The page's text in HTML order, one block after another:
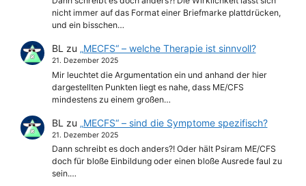
nicht immer auf das Format einer Briefmarke plattdrücken,
und ein bisschen…
BL zu „MECFS“ – welche Therapie ist sinnvoll?
21. Dezember 2025
Mir leuchtet die Argumentation ein und anhand der hier
dargestellten Punkten liegt es nahe, dass ME/CFS
mindestens zu einem großen…
BL zu „MECFS“ – sind die Symptome spezifisch?
21. Dezember 2025
Dann schreibt es doch anders?! Oder hält Psiram ME/CFS
doch für bloße Einbildung oder einen bloße Ausrede faul zu
sein.…